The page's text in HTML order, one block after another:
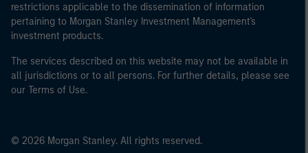
restrictions applicable to the dissemination of information
pertaining to Morgan Stanley Investment Management's
investment products.
The services described on this website may not be available in
all jurisdictions or to all persons. For further details, please see
our Terms of Use.
© 2026 Morgan Stanley. All rights reserved.